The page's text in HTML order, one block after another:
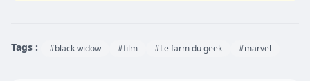
Tags : #black widow #film #Le farm du geek #marvel